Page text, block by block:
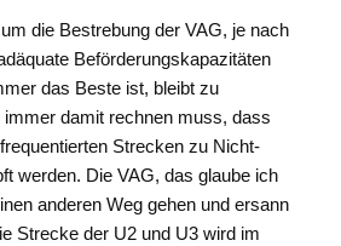
die Bestrebung der VAG, je nach
Beförderungskapazitäten
das Beste ist, bleibt zu
immer damit rechnen muss, dass
Strecken zu Nicht-
werden. Die VAG, das glaube ich
anderen Weg gehen und ersann
Strecke der U2 und U3 wird im